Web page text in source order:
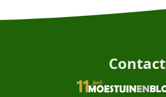
Contact